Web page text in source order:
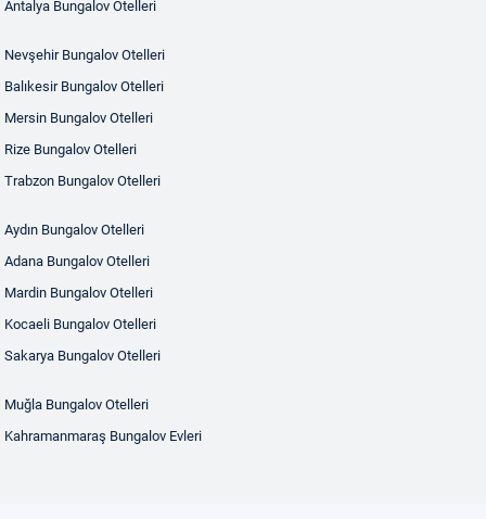
Antalya Bungalov Otelleri
Nevşehir Bungalov Otelleri
Balıkesir Bungalov Otelleri
Mersin Bungalov Otelleri
Rize Bungalov Otelleri
Trabzon Bungalov Otelleri
Aydın Bungalov Otelleri
Adana Bungalov Otelleri
Mardin Bungalov Otelleri
Kocaeli Bungalov Otelleri
Sakarya Bungalov Otelleri
Muğla Bungalov Otelleri
Kahramanmaraş Bungalov Evleri